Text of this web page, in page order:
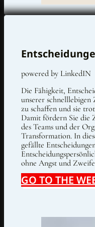
powered by LinkedIN
Die Fähigkeit,
unserer
zu schaffen und sie
Damit fördern Sie die
des Teams und der
Transformation. In
gefällte
ohne Angst und
GO TO THE